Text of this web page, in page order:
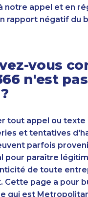
notre appel et en
rapport négatif du
vous
n'est
tout appel ou
et tentatives
parfois
pour paraître
de toute
page a pour
qui est